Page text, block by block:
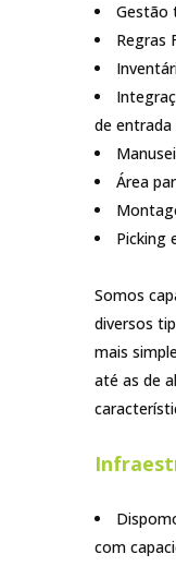
Gestão
Regras
de entrada
Área
Picking
Somos
diversos
mais
até as de
com